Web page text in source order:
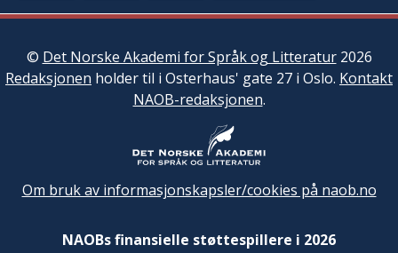
© Det Norske Akademi for Språk og Litteratur2026
Redaksjonen holder til i Osterhaus' gate 27 i Oslo. Kontakt
NAOB-redaksjonen.
Om bruk av informasjonskapsler/cookies på naob.no
NAOBs finansielle støttespillere i 2026